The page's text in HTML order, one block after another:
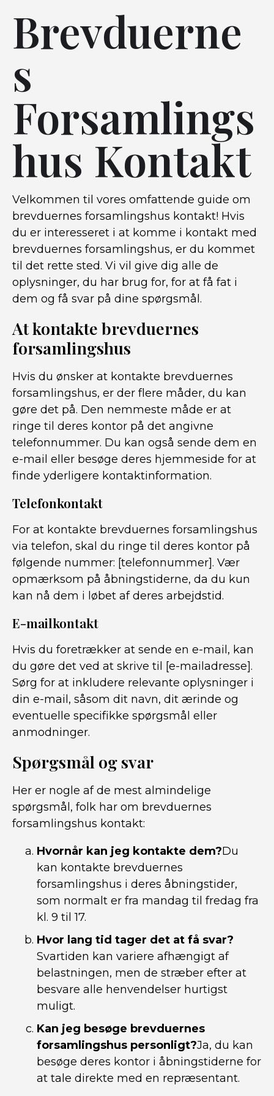
Brevduerne
s
Forsamlings
hus Kontakt
Velkommen til vores omfattende guide om
brevduernes forsamlingshus kontakt! Hvis
du er interesseret i at komme i kontakt med
brevduernes forsamlingshus, er du kommet
til det rette sted. Vi vil give dig alle de
oplysninger, du har brug for, for at få fat i
dem og få svar på dine spørgsmål.
At kontakte brevduernes
forsamlingshus
Hvis du ønsker at kontakte brevduernes
forsamlingshus, er der flere måder, du kan
gøre det på. Den nemmeste måde er at
ringe til deres kontor på det angivne
telefonnummer. Du kan også sende dem en
e-mail eller besøge deres hjemmeside for at
finde yderligere kontaktinformation.
Telefonkontakt
For at kontakte brevduernes forsamlingshus
via telefon, skal du ringe til deres kontor på
følgende nummer: [telefonnummer]. Vær
opmærksom på åbningstiderne, da du kun
kan nå dem i løbet af deres arbejdstid.
E-mailkontakt
Hvis du foretrækker at sende en e-mail, kan
du gøre det ved at skrive til [e-mailadresse].
Sørg for at inkludere relevante oplysninger i
din e-mail, såsom dit navn, dit ærinde og
eventuelle specifikke spørgsmål eller
anmodninger.
Spørgsmål og svar
Her er nogle af de mest almindelige
spørgsmål, folk har om brevduernes
forsamlingshus kontakt:
Hvornår kan jeg kontakte dem?Du
kan kontakte brevduernes
forsamlingshus i deres åbningstider,
som normalt er fra mandag til fredag ​​fra
kl. 9 til 17.
Hvor lang tid tager det at få svar?
Svartiden kan variere afhængigt af
belastningen, men de stræber efter at
besvare alle henvendelser hurtigst
muligt.
Kan jeg besøge brevduernes
forsamlingshus personligt?Ja, du kan
besøge deres kontor i åbningstiderne for
at tale direkte med en repræsentant.